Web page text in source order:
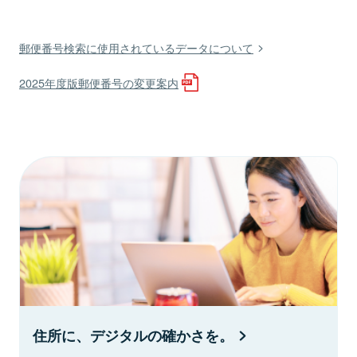
郵便番号検索に使用されているデータについて
2025年度版郵便番号の変更案内
住所に、デジタルの確かさを。